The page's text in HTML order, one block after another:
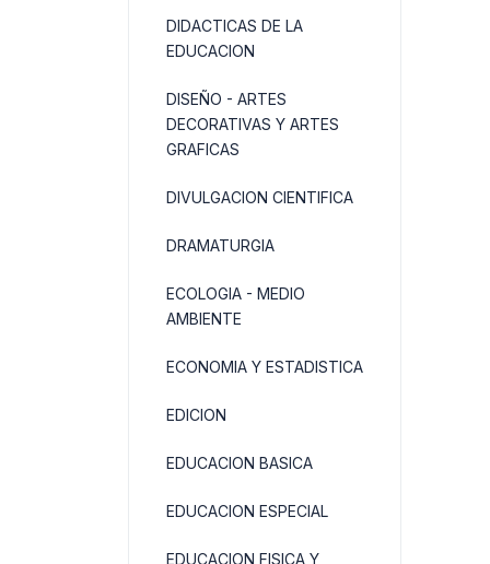
DIDACTICAS DE LA
EDUCACION
DISEÑO - ARTES
DECORATIVAS Y ARTES
GRAFICAS
DIVULGACION CIENTIFICA
DRAMATURGIA
ECOLOGIA - MEDIO
AMBIENTE
ECONOMIA Y ESTADISTICA
EDICION
EDUCACION BASICA
EDUCACION ESPECIAL
EDUCACION FISICA Y